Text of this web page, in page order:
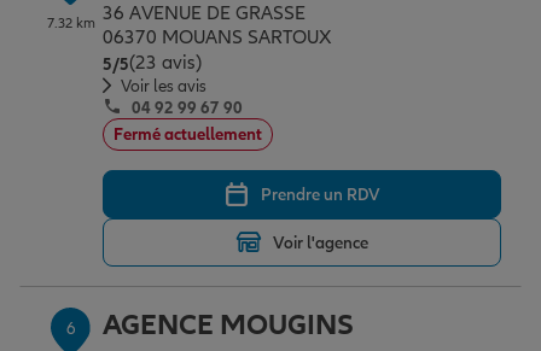
7.32 km 36 AVENUE DE GRASSE
06370 MOUANS SARTOUX
5/5Note de 5 sur 5
(23 avis)
Voir les avis
04 92 99 67 90
Fermé actuellement
Prendre un RDV
Voir l'agence
6 AGENCE MOUGINS